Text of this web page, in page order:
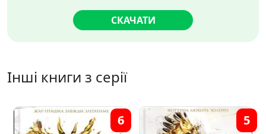
СКАЧАТИ
Інші книги з серії
6 5